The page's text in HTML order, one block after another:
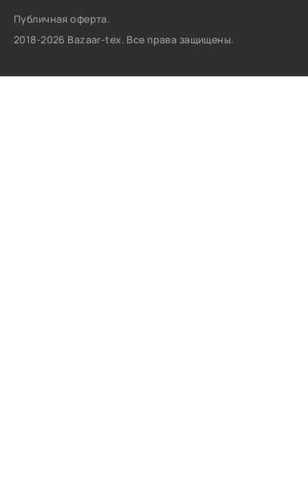
Публичная оферта.
2018-2026 Bazaar-tex. Все права защищены.